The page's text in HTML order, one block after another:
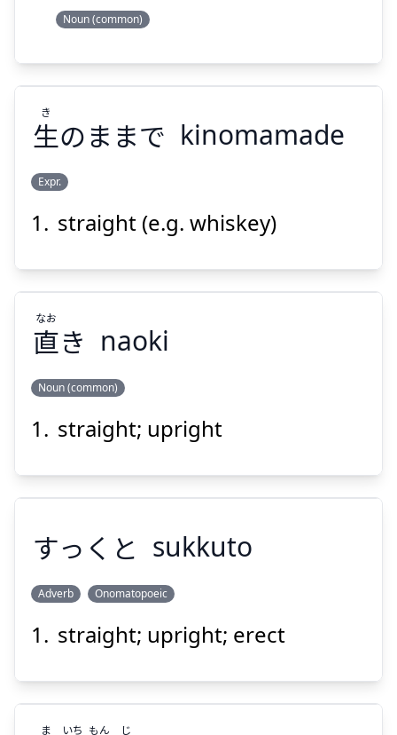
Suspend
Noun (common)
生
のままで
き
Suspend
生のままで
き
kinomamade
Expr.
straight (e.g. whiskey)
き
なお
Suspend
直き
なお
naoki
Noun (common)
straight; upright
すっくと
すっくと sukkuto
Adverb Onomatopoeic
straight; upright; erect
ま いち もん じ